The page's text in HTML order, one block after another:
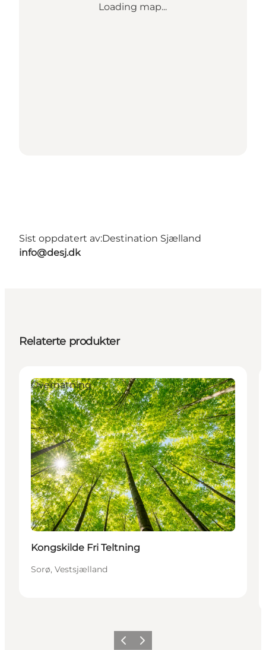
Loading map...
Sist oppdatert av:Destination Sjælland
info@desj.dk
Relaterte produkter
Overnatning
Kongskilde Fri Teltning
Sorø, Vestsjælland
ForrigeNeste